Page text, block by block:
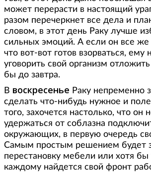
может перерасти в настоящий
разом перечеркнет все дела и
словом, в этот день Раку лучше
сильных эмоций. А если он все же
что вот-вот готов взорваться, ему
уговорить свой организм
бы до завтра.
В воскресенье Раку непременно
сделать что-нибудь нужное и
того, захочется настолько, что он
удержаться от соблазна
окружающих, в первую очередь
Самым простым решением будет
перестановку мебели или хотя бы
каждому найдется свой фронт